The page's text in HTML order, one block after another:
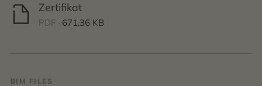
Zertifikat
PDF · 671.36 KB
BIM FILES